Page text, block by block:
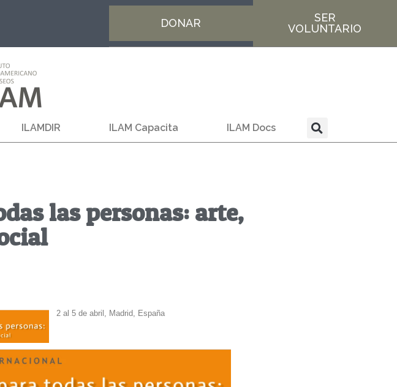
DONAR
SER
VOLUNTARIO
ILAMDIR ILAM Capacita ILAM Docs
las personas: arte,
2 al 5 de abril, Madrid, España